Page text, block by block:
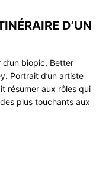
D’UN
d’un biopic, Better
Portrait d’un artiste
résumer aux rôles qui
plus touchants aux